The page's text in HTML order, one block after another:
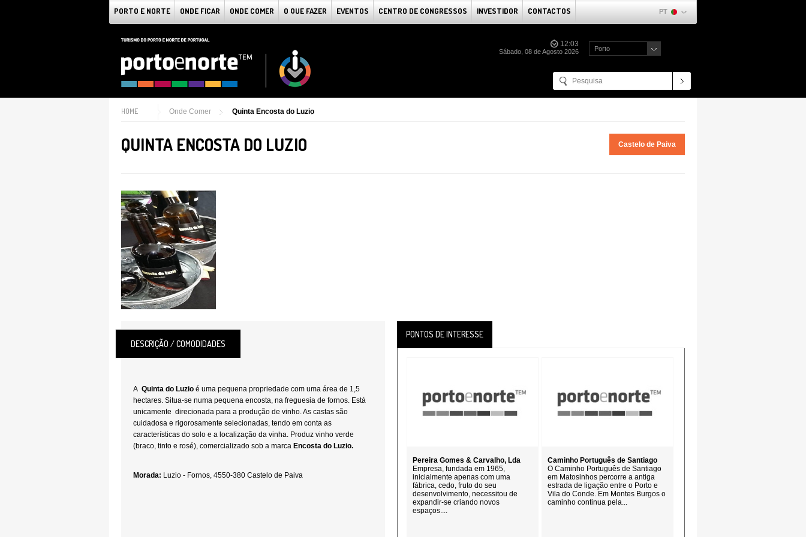
PORTO E NORTE ONDE FICAR ONDE COMER O QUE FAZER EVENTOS CENTRO DE CONGRESSOS INVESTIDOR CONTACTOS PT
12:03
Sábado, 08 de Agosto 2026 Porto
HOME Onde Comer Quinta Encosta do Luzio
QUINTA ENCOSTA DO LUZIO Castelo de Paiva
DESCRIÇÃO / COMODIDADES
A Quinta do Luzio é uma pequena propriedade com uma área de 1,5
hectares. Situa-se numa pequena encosta, na freguesia de fornos. Está
unicamente direcionada para a produção de vinho. As castas são
cuidadosa e rigorosamente selecionadas, tendo em conta as
características do solo e a localização da vinha. Produz vinho verde
(braco, tinto e rosé), comercializado sob a marca Encosta do Luzio.
Morada: Luzio - Fornos, 4550-380 Castelo de Paiva
PONTOS DE INTERESSE
Pereira Gomes & Carvalho, Lda
Empresa, fundada em 1965,
inicialmente apenas com uma
fábrica, cedo, fruto do seu
desenvolvimento, necessitou de
expandir-se criando novos
espaços....
Caminho Português de Santiago
O Caminho Português de Santiago
em Matosinhos percorre a antiga
estrada de ligação entre o Porto e
Vila do Conde. Em Montes Burgos o
caminho continua pela...